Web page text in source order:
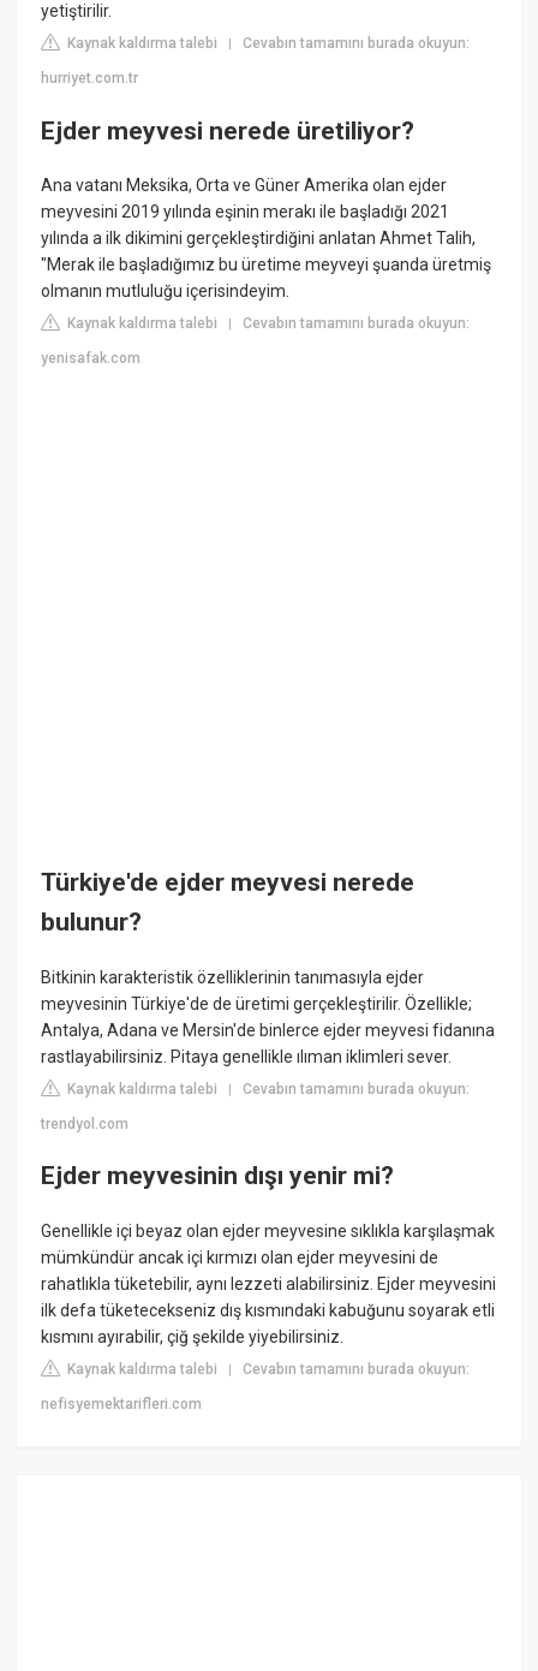
yetiştirilir.
Kaynak kaldırma talebi |Cevabın tamamını burada okuyun:
hurriyet.com.tr
Ejder meyvesi nerede üretiliyor?
Ana vatanı Meksika, Orta ve Güner Amerika olan ejder
meyvesini 2019 yılında eşinin merakı ile başladığı 2021
yılında a ilk dikimini gerçekleştirdiğini anlatan Ahmet Talih,
"Merak ile başladığımız bu üretime meyveyi şuanda üretmiş
olmanın mutluluğu içerisindeyim.
Kaynak kaldırma talebi |Cevabın tamamını burada okuyun:
yenisafak.com
Türkiye'de ejder meyvesi nerede
bulunur?
Bitkinin karakteristik özelliklerinin tanımasıyla ejder
meyvesinin Türkiye'de de üretimi gerçekleştirilir. Özellikle;
Antalya, Adana ve Mersin'de binlerce ejder meyvesi fidanına
rastlayabilirsiniz. Pitaya genellikle ılıman iklimleri sever.
Kaynak kaldırma talebi |Cevabın tamamını burada okuyun:
trendyol.com
Ejder meyvesinin dışı yenir mi?
Genellikle içi beyaz olan ejder meyvesine sıklıkla karşılaşmak
mümkündür ancak içi kırmızı olan ejder meyvesini de
rahatlıkla tüketebilir, aynı lezzeti alabilirsiniz. Ejder meyvesini
ilk defa tüketecekseniz dış kısmındaki kabuğunu soyarak etli
kısmını ayırabilir, çiğ şekilde yiyebilirsiniz.
Kaynak kaldırma talebi |Cevabın tamamını burada okuyun:
nefisyemektarifleri.com